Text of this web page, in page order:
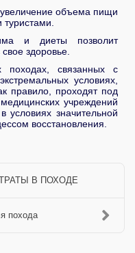
объема пищи
и диеты позволит
здоровье.
походах, связанных с
условиях,
правило, проходят под
учреждений
условиях значительной
восстановления.
В ПОХОДЕ
похода